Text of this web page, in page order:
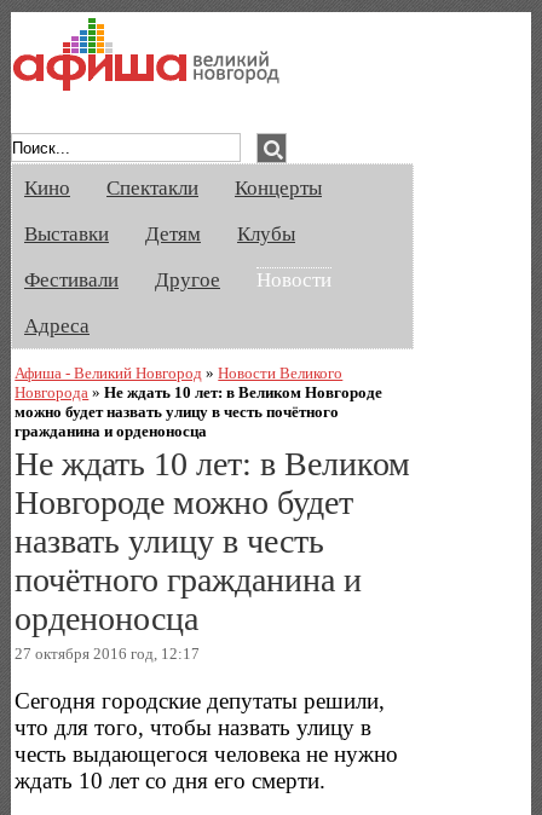
Кино Спектакли
Концерты
Выставки
Детям
Клубы
Фестивали
Другое
Новости
Адреса
Афиша - Великий Новгород »Новости Великого
Новгорода »Не ждать 10 лет: в Великом Новгороде
можно будет назвать улицу в честь почётного
гражданина и орденоносца
Не ждать 10 лет: в Великом
Новгороде можно будет
назвать улицу в честь
почётного гражданина и
орденоносца
27 октября 2016 год, 12:17
Сегодня городские депутаты решили,
что для того, чтобы назвать улицу в
честь выдающегося человека не нужно
ждать 10 лет со дня его смерти.